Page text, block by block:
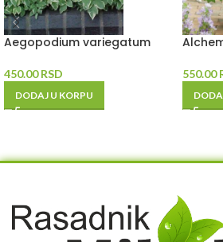
Aegopodium variegatum
450.00RSD
DODAJ U KORPU
550.00